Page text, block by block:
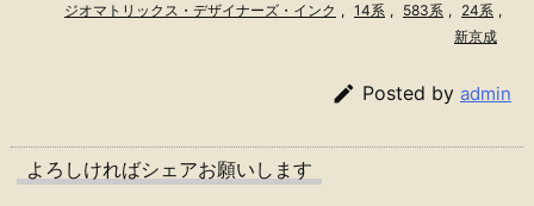
ジオマトリックス・デザイナーズ・インク , 14系 , 583系 , 24系 ,
新京成
 Posted by admin
よろしければシェアお願いします